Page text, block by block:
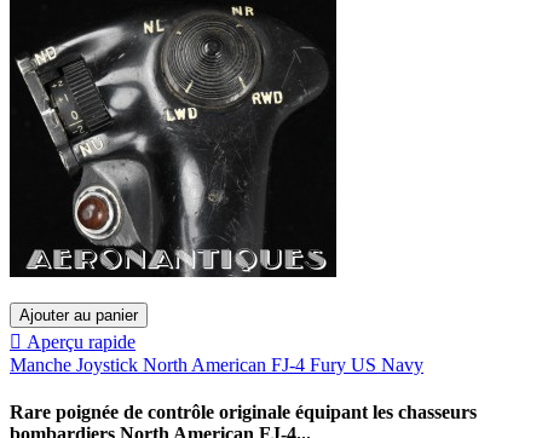
Ajouter au panier
 Aperçu rapide
Manche Joystick North American FJ-4 Fury US Navy
Rare poignée de contrôle originale équipant les chasseurs